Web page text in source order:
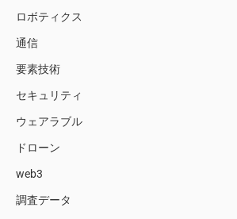
ロボティクス
通信
要素技術
セキュリティ
ウェアラブル
ドローン
web3
調査データ